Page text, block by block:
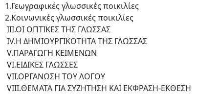
1.Γεωγραφικές γλωσσικές ποικιλίες
2.Κοινωνικές γλωσσικές ποικιλίες
ΙΙΙ.ΟΙ ΟΠΤΙΚΕΣ ΤΗΣ ΓΛΩΣΣΑΣ
ΙV.Η ΔΗΜΙΟΥΡΓΙΚΟΤΗΤΑ ΤΗΣ ΓΛΩΣΣΑΣ
V.ΠΑΡΑΓΩΓΗ ΚΕΙΜΕΝΩΝ
VI.ΕΙΔΙΚΕΣ ΓΛΩΣΣΕΣ
VII.OΡΓΑΝΩΣΗ ΤΟΥ ΛΟΓΟΥ
VIII.ΘΕΜΑΤΑ ΓΙΑ ΣΥΖΗΤΗΣΗ ΚΑΙ ΕΚΦΡΑΣΗ-ΕΚΘΕΣΗ